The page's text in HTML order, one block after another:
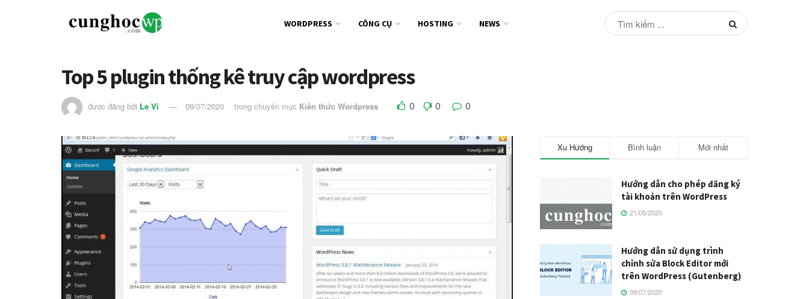
WORDPRESS CÔNG CỤ HOSTING NEWS
Top 5 plugin thống kê truy cập wordpress
được đăng bởi Le Vi 09/07/2020 trong chuyên mục Kiến thức Wordpress 0 0 0
Xu Hướng Bình luận Mới nhất
Hướng dẫn cho phép đăng ký
tài khoản trên WordPress
21/05/2020
Hướng dẫn sử dụng trình
chỉnh sửa Block Editor mới
trên WordPress (Gutenberg)
09/07/2020